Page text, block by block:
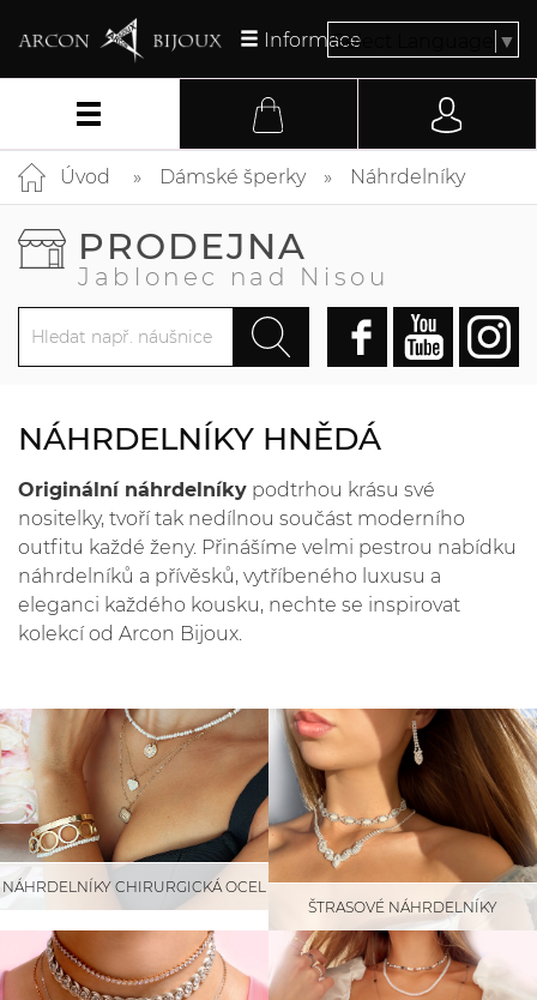
InformaceSelect Language ▼
Úvod Dámské šperky Náhrdelníky
PRODEJNA
Jablonec nad Nisou
NÁHRDELNÍKY HNĚDÁ
Originální náhrdelníky podtrhou krásu své
nositelky, tvoří tak nedílnou součást moderního
outfitu každé ženy. Přinášíme velmi pestrou nabídku
náhrdelníků a přívěsků, vytříbeného luxusu a
eleganci každého kousku, nechte se inspirovat
kolekcí od Arcon Bijoux.
NÁHRDELNÍKY CHIRURGICKÁ OCEL
ŠTRASOVÉ NÁHRDELNÍKY